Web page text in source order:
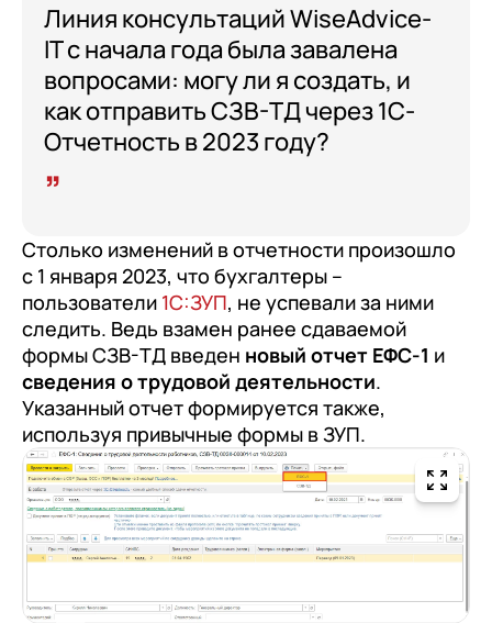
Линия консультаций WiseAdvice-
IT с начала года была завалена
вопросами: могу ли я создать, и
как отправить СЗВ-ТД через 1С-
Отчетность в 2023 году?
Столько изменений в отчетности произошло
с 1 января 2023, что бухгалтеры –
пользователи 1С:ЗУП, не успевали за ними
следить. Ведь взамен ранее сдаваемой
формы СЗВ-ТД введен новый отчет ЕФС-1 и
сведения о трудовой деятельности.
Указанный отчет формируется также,
используя привычные формы в ЗУП.